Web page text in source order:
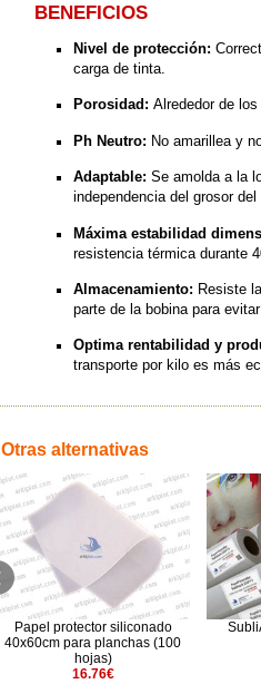
BENEFICIOS
Nivel de protección:
carga de tinta.
Porosidad: Alrededor de
Ph Neutro: No amarillea y
Adaptable: Se amolda a la
independencia del grosor
Máxima estabilidad
resistencia térmica durante
Almacenamiento: Resiste
parte de la bobina para
Optima rentabilidad y
transporte por kilo es más
Otras alternativas
Papel protector siliconado
40x60cm para planchas (100
hojas)
16.76€